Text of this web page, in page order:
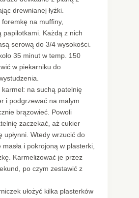
drewnianej łyżki.
na muffiny,
papilotkami. Każdą z nich
serową do 3/4 wysokości.
35 minut w temp. 150
w piekarniku do
karmel: na suchą patelnię
i podgrzewać na małym
brązowieć. Powoli
zaczekać, aż cukier
upłynni. Wtedy wrzucić do
masła i pokrojoną w plasterki,
Karmelizować je przez
po czym zestawić z
ułożyć kilka plasterków